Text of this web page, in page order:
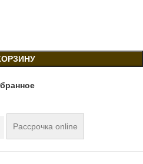
Рассрочка online